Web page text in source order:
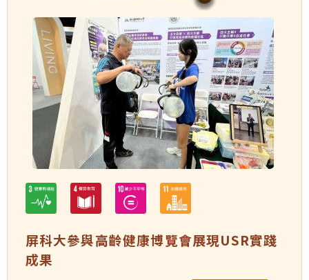
屏科大參與高齡健康博覽會展現USR實踐
成果